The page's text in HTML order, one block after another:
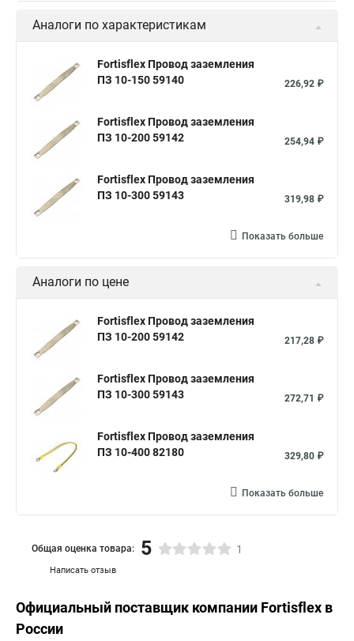
Аналоги по характеристикам
Fortisflex Провод заземления
ПЗ 10-150 59140
226,92 ₽
Fortisflex Провод заземления
ПЗ 10-200 59142
254,94 ₽
Fortisflex Провод заземления
ПЗ 10-300 59143
319,98 ₽
Показать больше
Аналоги по цене
Fortisflex Провод заземления
ПЗ 10-200 59142
217,28 ₽
Fortisflex Провод заземления
ПЗ 10-300 59143
272,71 ₽
Fortisflex Провод заземления
ПЗ 10-400 82180
329,80 ₽
Показать больше
Написать отзыв
Общая оценка товара: 5 1
Официальный поставщик компании Fortisflex в
России